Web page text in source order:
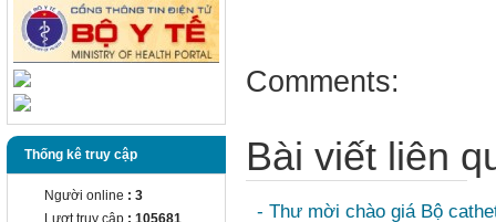
Thống kê truy cập
Người online : 3
Lượt truy cập : 105681
Comments:
Bài viết liên
- Thư mời chào giá Bộ